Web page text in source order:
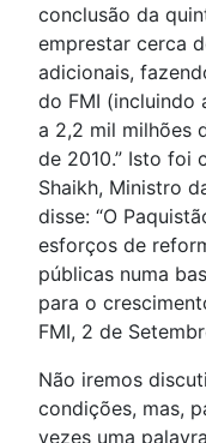
conclusão da
emprestar cerca
adicionais,
do FMI (incluindo
a 2,2 mil milhões
de 2010.” Isto foi
Shaikh, Ministro
disse: “O
esforços de
públicas numa
para o
FMI, 2 de
Não iremos
condições, mas,
vezes uma